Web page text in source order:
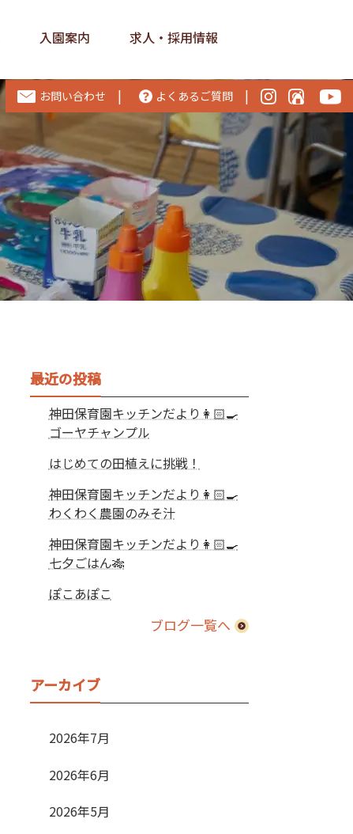
入園案内 求人・採用情報
お問い合わせ | よくあるご質問 |
最近の投稿
神田保育園キッチンだより👩🏻‍🍳
ゴーヤチャンプル
はじめての田植えに挑戦！
神田保育園キッチンだより👩🏻‍🍳
わくわく農園のみそ汁
神田保育園キッチンだより👩🏻‍🍳
七夕ごはん🎋
ぽこあぽこ
ブログ一覧へ
アーカイブ
2026年7月
2026年6月
2026年5月